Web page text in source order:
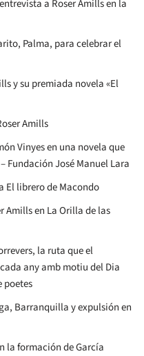
a Roser Amills en la
Palma, para celebrar el
y su premiada novela «El
Amills
Vinyes en una novela que
Fundación José Manuel Lara
El librero de Macondo
Amills en La Orilla de las
la ruta que el
any amb motiu del Dia
poetes
Barranquilla y expulsión en
la formación de García